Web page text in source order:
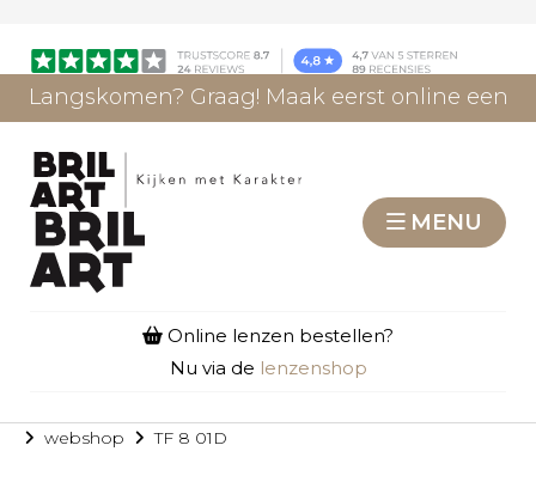
Langskomen? Graag! Maak eerst online een
MENU
Online lenzen bestellen?
Nu via de lenzenshop
webshop TF 8 01D